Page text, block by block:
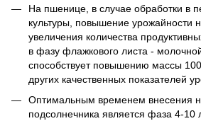
На пшенице, в случае обработки в
культуры, повышение урожайности
увеличения количества
в фазу флажкового листа -
способствует повышению массы
других качественных показателей
Оптимальным временем внесения
подсолнечника является фаза 4-10